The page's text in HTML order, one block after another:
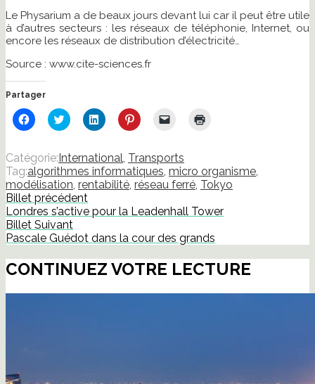
Le Physarium a de beaux jours devant lui car il peut être utile
à d’autres secteurs : les réseaux de téléphonie, Internet, ou
encore les réseaux de distribution d’électricité…
Source : www.cite-sciences.fr
Partager
Cliquez
pour
Facebook(ouvre
dans
une
nouvelle
fenêtre)
Cliquez
pour
Twitter(ouvre
dans
une
nouvelle
fenêtre)
Cliquez
pour
LinkedIn(ouvre
dans
une
nouvelle
fenêtre)
Cliquez
pour
Pinterest(ouvre
dans
une
nouvelle
fenêtre)
Cliquer
lien
par
e-
mail
à
ami(ouvre
dans
nouvelle
fenêtre)
fenêtre)
Catégorie: International, Transports
Tag:algorithmes informatiques, micro organisme,
modélisation, rentabilité, réseau ferré, Tokyo
Billet précédent
Londres s’active pour la Leadenhall Tower
Billet Suivant
Pascale Guédot dans la cour des grands
CONTINUEZ VOTRE LECTURE